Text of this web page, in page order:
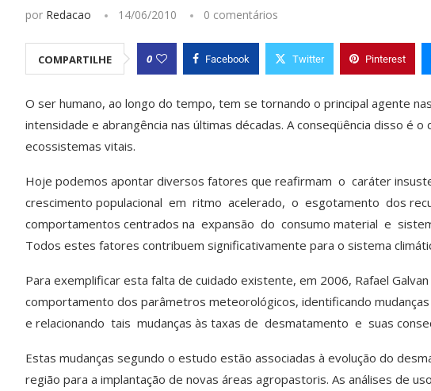
por Redacao 14/06/2010 0 comentários
COMPARTILHE 0 Facebook Twitter Pinterest
O ser humano, ao longo do tempo, tem se tornando o principal agente
intensidade e abrangência nas últimas décadas. A conseqüência disso é
ecossistemas vitais.
Hoje podemos apontar diversos fatores que reafirmam o caráter
crescimento populacional em ritmo acelerado, o esgotamento dos
comportamentos centrados na expansão do consumo material e
Todos estes fatores contribuem significativamente para o sistema
Para exemplificar esta falta de cuidado existente, em 2006, Rafael
comportamento dos parâmetros meteorológicos, identificando
e relacionando tais mudanças às taxas de desmatamento e suas
Estas mudanças segundo o estudo estão associadas à evolução do
região para a implantação de novas áreas agropastoris. As análises de